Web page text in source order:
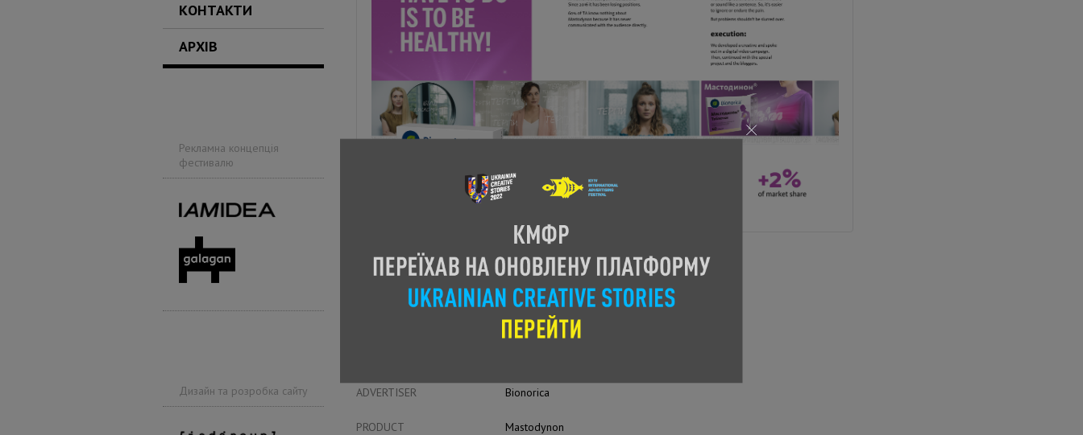
КОНТАКТИ
АРХІВ
Рекламна концепція
фестивалю
Дизайн та розробка сайту
CASE FILM
ADVERTISER Bionorica
PRODUCT Mastodynon